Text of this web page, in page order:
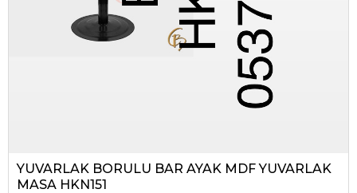
YUVARLAK BORULU BAR AYAK MDF YUVARLAK
MASA HKN151